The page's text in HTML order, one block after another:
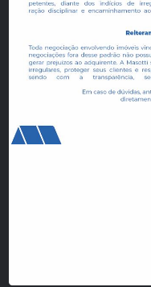
Allegro Residencial
Vida Urbana Estúdios
Espaço Conceição